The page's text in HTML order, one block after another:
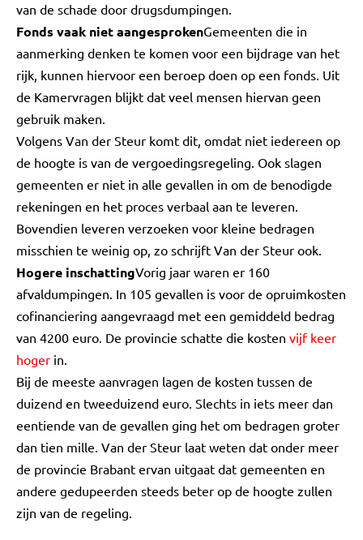
van de schade door drugsdumpingen.
Fonds vaak niet aangesprokenGemeenten die in
aanmerking denken te komen voor een bijdrage van het
rijk, kunnen hiervoor een beroep doen op een fonds. Uit
de Kamervragen blijkt dat veel mensen hiervan geen
gebruik maken.
Volgens Van der Steur komt dit, omdat niet iedereen op
de hoogte is van de vergoedingsregeling. Ook slagen
gemeenten er niet in alle gevallen in om de benodigde
rekeningen en het proces verbaal aan te leveren.
Bovendien leveren verzoeken voor kleine bedragen
misschien te weinig op, zo schrijft Van der Steur ook.
Hogere inschattingVorig jaar waren er 160
afvaldumpingen. In 105 gevallen is voor de opruimkosten
cofinanciering aangevraagd met een gemiddeld bedrag
van 4200 euro. De provincie schatte die kosten vijf keer
hoger in.
Bij de meeste aanvragen lagen de kosten tussen de
duizend en tweeduizend euro. Slechts in iets meer dan
eentiende van de gevallen ging het om bedragen groter
dan tien mille. Van der Steur laat weten dat onder meer
de provincie Brabant ervan uitgaat dat gemeenten en
andere gedupeerden steeds beter op de hoogte zullen
zijn van de regeling.